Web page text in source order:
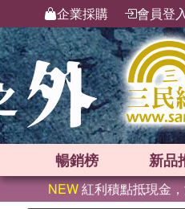
企業採購 會員登
暢銷榜 新品
NEW紅利積點抵現金